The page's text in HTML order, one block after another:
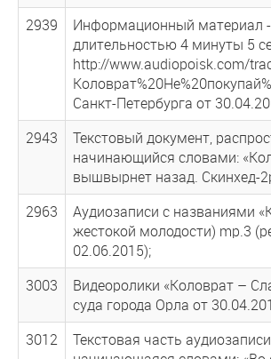
2939
Информационный материал -
длительностью 4 минуты 5
http://www.audiopoisk.com/
Санкт-Петербурга от
2943
Текстовый документ,
начинающийся словами:
вышвырнет назад. Скинхед-
2963
Аудиозаписи с названиями
жестокой молодости) mp.3
02.06.2015);
3003
Видеоролики «Коловрат –
суда города Орла от
3012
Текстовая часть